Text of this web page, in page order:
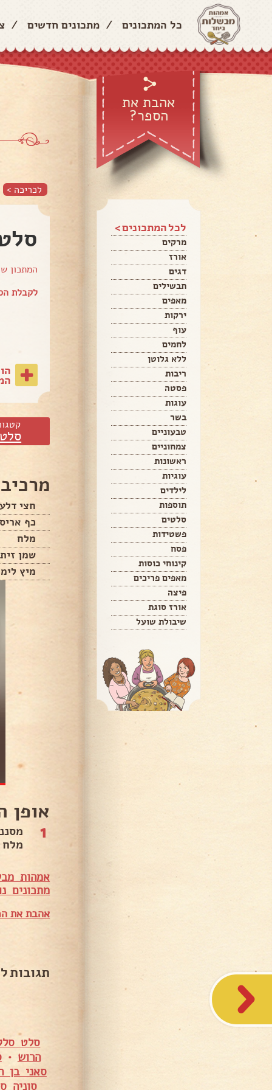
כל המתכונים / מתכונים חדשים /
אהבת את
הספר?
לכל המתכונים >
מרקים
אורז
דגים
תבשילים
מאפים
ירקות
עוף
לחמים
ללא גלוטן
ריבות
פסטה
עוגות
בשר
טבעוניים
צמחוניים
ראשונות
עוגיות
לילדים
תוספות
סלטים
פשטידות
פסח
קינוחי כוסות
מאפים פריכים
פיצה
אורז סוגת
שיבולת שועל
לכריכה >
המתכון
לקבלת
חצי
כף
מלח
שמן זית
מיץ
אופן
1
אמהות
מתכונים
אהבת את
תגובות
סלט
הרוש •
סאני בן
סוניה